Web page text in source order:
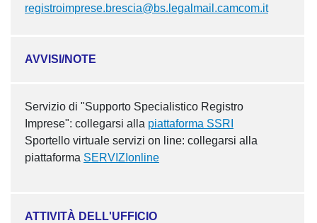
registroimprese.brescia@bs.legalmail.camcom.it
AVVISI/NOTE
Servizio di "Supporto Specialistico Registro
Imprese": collegarsi alla piattaforma SSRI
Sportello virtuale servizi on line: collegarsi alla
piattaforma SERVIZIonline
ATTIVITÀ DELL'UFFICIO